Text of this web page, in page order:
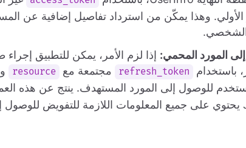
الأولي. وهذا يمكّن من استرداد تفاصيل إضافية عن
المورد المحمي: إذا لزم الأمر، يمكن للتطبيق
باستخدام
refresh_token مجتمعة مع resource و
للوصول إلى المورد المستهدف. ينتج عن هذه